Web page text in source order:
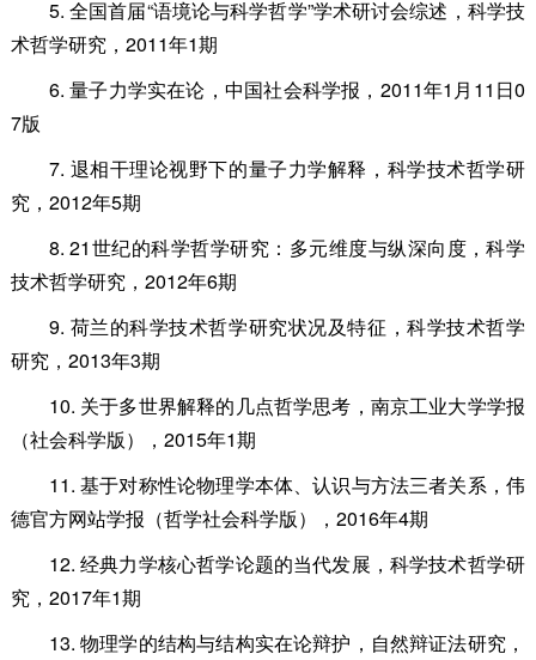
5. 全国首届“语境论与科学哲学”学术研讨会综述，科学技
术哲学研究，2011年1期
6. 量子力学实在论，中国社会科学报，2011年1月11日0
7版
7. 退相干理论视野下的量子力学解释，科学技术哲学研
究，2012年5期
8. 21世纪的科学哲学研究：多元维度与纵深向度，科学
技术哲学研究，2012年6期
9. 荷兰的科学技术哲学研究状况及特征，科学技术哲学
研究，2013年3期
10. 关于多世界解释的几点哲学思考，南京工业大学学报
（社会科学版），2015年1期
11. 基于对称性论物理学本体、认识与方法三者关系，伟
德官方网站学报（哲学社会科学版），2016年4期
12. 经典力学核心哲学论题的当代发展，科学技术哲学研
究，2017年1期
13. 物理学的结构与结构实在论辩护，自然辩证法研究，